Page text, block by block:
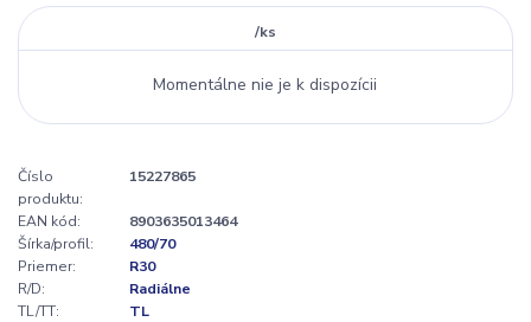
/ks
Momentálne nie je k dispozícii
Číslo
produktu:
15227865
EAN kód:
8903635013464
Šírka/profil:
480/70
Priemer:
R30
R/D:
Radiálne
TL/TT:
TL